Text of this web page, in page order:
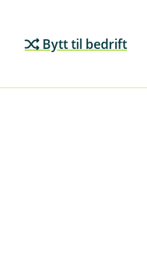
Bytt til bedrift